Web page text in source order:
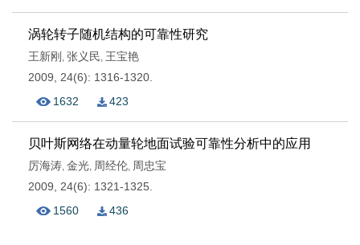
涡轮转子随机结构的可靠性研究
王新刚 , 张义民, 王宝艳
2009, 24(6): 1316-1320.
1632
423
贝叶斯网络在动量轮地面试验可靠性分析中的应用
厉海涛, 金光, 周经伦, 周忠宝
2009, 24(6): 1321-1325.
1560
436